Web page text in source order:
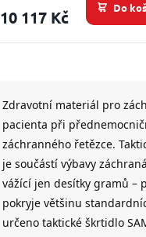
10 117 Kč Do
Zdravotní materiál pro
pacienta při
záchranného řetězce.
je součástí výbavy
vážící jen desítky gramů –
pokryje většinu
určeno taktické škrtidlo